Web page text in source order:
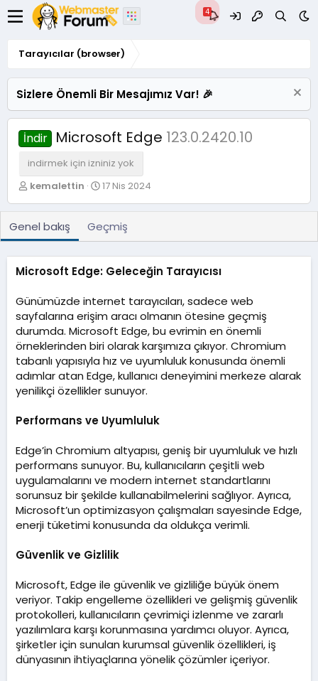
Tarayıcılar (browser)
Sizlere Önemli Bir Mesajımız Var! 🎉
İndir Microsoft Edge 123.0.2420.10
indirmek için izniniz yok
Y
a
r
kemalettin
O
ş
u
m
a
t
a
r
i
h
17 Nis 2024
Genel bakış Geçmiş
Microsoft Edge: Geleceğin Tarayıcısı
Günümüzde internet tarayıcıları, sadece web
sayfalarına erişim aracı olmanın ötesine geçmiş
durumda. Microsoft Edge, bu evrimin en önemli
örneklerinden biri olarak karşımıza çıkıyor. Chromium
tabanlı yapısıyla hız ve uyumluluk konusunda önemli
adımlar atan Edge, kullanıcı deneyimini merkeze alarak
yenilikçi özellikler sunuyor.
Performans ve Uyumluluk
Edge’in Chromium altyapısı, geniş bir uyumluluk ve hızlı
performans sunuyor. Bu, kullanıcıların çeşitli web
uygulamalarını ve modern internet standartlarını
sorunsuz bir şekilde kullanabilmelerini sağlıyor. Ayrıca,
Microsoft’un optimizasyon çalışmaları sayesinde Edge,
enerji tüketimi konusunda da oldukça verimli.
Güvenlik ve Gizlilik
Microsoft, Edge ile güvenlik ve gizliliğe büyük önem
veriyor. Takip engelleme özellikleri ve gelişmiş güvenlik
protokolleri, kullanıcıların çevrimiçi izlenme ve zararlı
yazılımlara karşı korunmasına yardımcı oluyor. Ayrıca,
şirketler için sunulan kurumsal güvenlik özellikleri, iş
dünyasının ihtiyaçlarına yönelik çözümler içeriyor.